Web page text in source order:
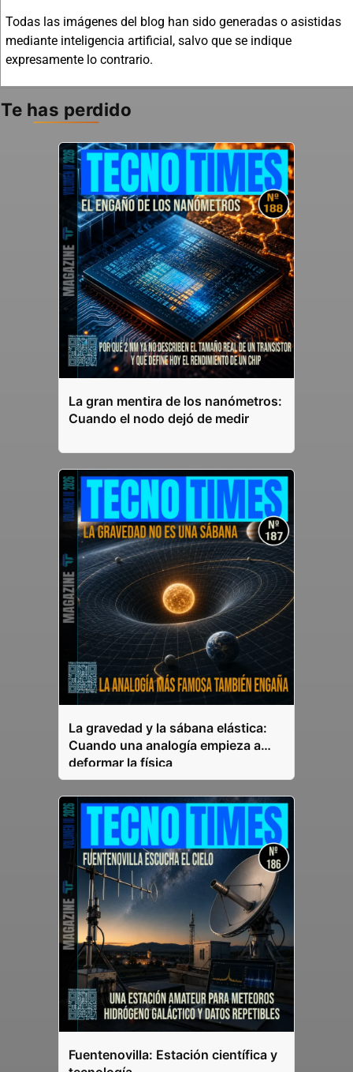
Todas las imágenes del blog han sido generadas o asistidas
mediante inteligencia artificial, salvo que se indique
expresamente lo contrario.
Te has perdido
La gran mentira de los nanómetros:
Cuando el nodo dejó de medir
La gravedad y la sábana elástica:
Cuando una analogía empieza a
deformar la física
Fuentenovilla: Estación científica y